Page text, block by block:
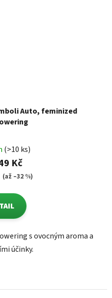
Auto, feminized
(>10 ks)
Kč
(až –32 %)
s ovocným aroma a
účinky.